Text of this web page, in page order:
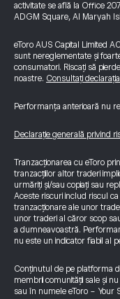
activitate se află la Office
ADGM Square, Al Maryah
eToro AUS Capital Limited
sunt nereglementate și
consumatori. Riscați să
noastre. Consultați
Performanța anterioară nu
Declarație generală privind
Tranzacționarea cu eToro
tranzacțiilor altor traderi
urmăriți și/sau copiați sau
Aceste riscuri includ riscul
tranzacționare ale unor
unor traderi al căror scop
a dumneavoastră.
nu este un indicator fiabil al
Conținutul de pe platforma
membrii comunității sale și
sau în numele eToro - Your